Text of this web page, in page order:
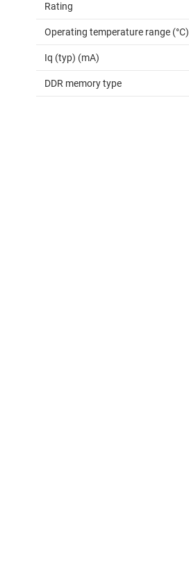
Rating
Operating temperature range (°C)
Iq (typ) (mA)
DDR memory type